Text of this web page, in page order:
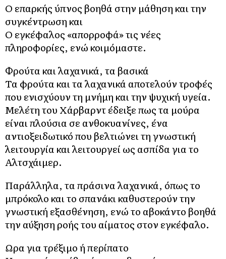
Ο επαρκής ύπνος βοηθά στην μάθηση και την
συγκέντρωση και
Ο εγκέφαλος «απορροφά» τις νέες
πληροφορίες, ενώ κοιμόμαστε.
Φρούτα και λαχανικά, τα βασικά
Τα φρούτα και τα λαχανικά αποτελούν τροφές
που ενισχύουν τη μνήμη και την ψυχική υγεία.
Μελέτη του Χάρβαρντ έδειξε πως τα μούρα
είναι πλούσια σε ανθοκυανίνες, ένα
αντιοξειδωτικό που βελτιώνει τη γνωστική
λειτουργία και λειτουργεί ως ασπίδα για το
Αλτσχάιμερ.
Παράλληλα, τα πράσινα λαχανικά, όπως το
μπρόκολο και το σπανάκι καθυστερούν την
γνωστική εξασθένηση, ενώ το αβοκάντο βοηθά
την αύξηση ροής του αίματος στον εγκέφαλο.
Ωρα για τρέξιμο ή περίπατο